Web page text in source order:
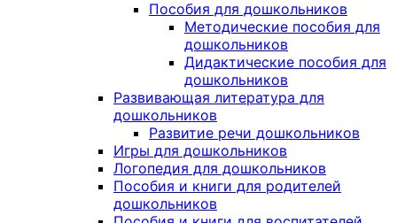
Пособия для дошкольников
Методические пособия для
дошкольников
Дидактические пособия для
дошкольников
Развивающая литература для
дошкольников
Развитие речи дошкольников
Игры для дошкольников
Логопедия для дошкольников
Пособия и книги для родителей
дошкольников